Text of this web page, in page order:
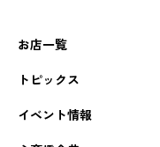
お店一覧
トピックス
イベント情報